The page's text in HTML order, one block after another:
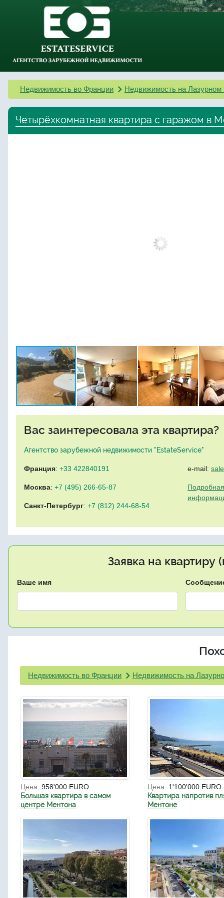
Недвижимость во Франции Недвижимость на Лазурном
Четырёхкомнатная квартира с гаражом в
Вас заинтересовала эта квартира?
Агентство зарубежной недвижимости "EstateService"
Франция: +33 422840191
Москва: +7 (495) 266-65-87
Санкт-Петербург: +7 (812) 244-68-54
e-mail:
Заявка на квартиру
Ваше имя
Недвижимость во Франции Недвижимость на
Цена: 958'000 EURO
Большая квартира в самом
центре Ментона
Цена: 1'100'000 EURO
Квартира напротив
Ментоне